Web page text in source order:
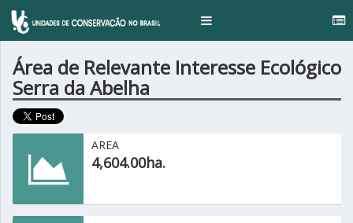
Toggle
Área de Relevante Interesse Ecológico
Serra da Abelha
AREA
4,604.00ha.